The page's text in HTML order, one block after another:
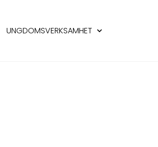
UNGDOMSVERKSAMHET